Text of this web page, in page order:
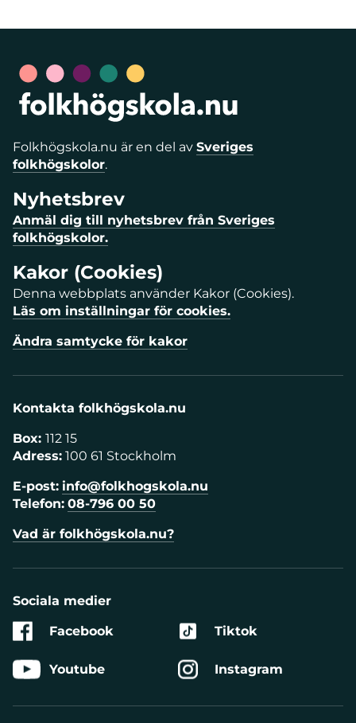
Folkhögskola.nu är en del av Sveriges
folkhögskolor.
Nyhetsbrev
Anmäl dig till nyhetsbrev från Sveriges
folkhögskolor.
Kakor (Cookies)
Denna webbplats använder Kakor (Cookies).
Läs om inställningar för cookies.
Ändra samtycke för kakor
Kontakta folkhögskola.nu
Box: 112 15
Adress: 100 61 Stockholm
E-post: info@folkhogskola.nu
Telefon: 08-796 00 50
Vad är folkhögskola.nu?
Sociala medier
Facebook
Youtube
Tiktok
Instagram